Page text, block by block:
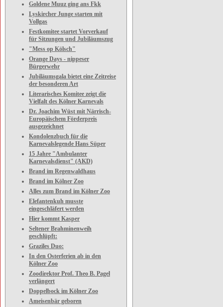
Goldene Muuz ging ans Fkk
Lyskircher Junge starten mit
Vollgas
Festkomitee startet Vorverkauf
für Sitzungen und Jubiläumszug
"Mess op Kölsch"
Orange Days - nippeser
Bürgerwehr
Jubiläumsgala bietet eine Zeitreise
der besonderen Art
Literarisches Komitee zeigt die
Vielfalt des Kölner Karnevals
Dr. Joachim Wüst mit Närrisch-
Europäischem Förderpreis
ausgezeichnet
Kondolenzbuch für die
Karnevalslegende Hans Süper
15 Jahre "Ambulanter
Karnevalsdienst" (AKD)
Brand im Regenwaldhaus
Brand im Kölner Zoo
Alles zum Brand im Kölner Zoo
Elefantenkuh musste
eingeschläfert werden
Hier kommt Kasper
Seltener Brahminenweih
geschlüpft:
Graziles Duo:
In den Osterferien ab in den
Kölner Zoo
Zoodirektor Prof. Theo B. Pagel
verlängert
Doppelbock im Kölner Zoo
Ameisenbär geboren